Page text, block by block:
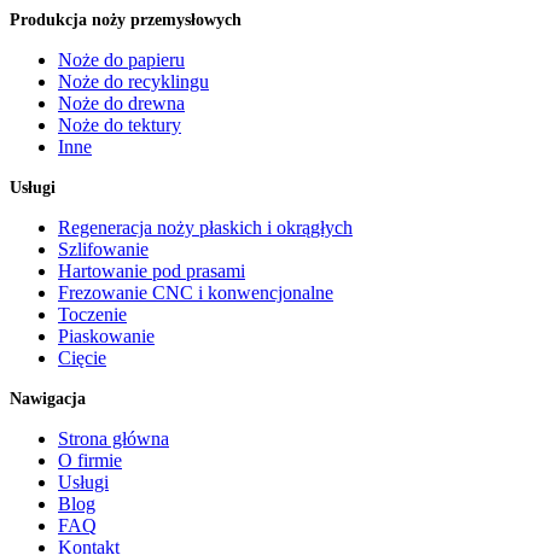
Produkcja noży przemysłowych
Noże do papieru
Noże do recyklingu
Noże do drewna
Noże do tektury
Inne
Usługi
Regeneracja noży płaskich i okrągłych
Szlifowanie
Hartowanie pod prasami
Frezowanie CNC i konwencjonalne
Toczenie
Piaskowanie
Cięcie
Nawigacja
Strona główna
O firmie
Usługi
Blog
FAQ
Kontakt